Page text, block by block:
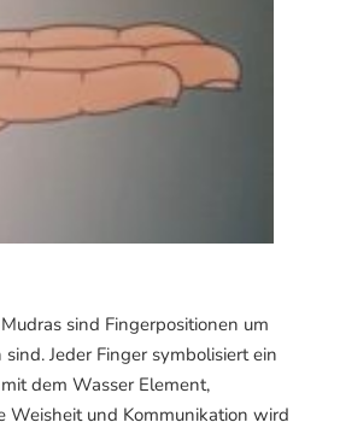
sind Fingerpositionen um
Jeder Finger symbolisiert ein
dem Wasser Element,
Weisheit und Kommunikation wird